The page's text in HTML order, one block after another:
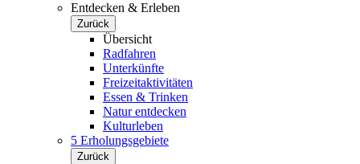
Entdecken & Erleben
Zurück
Übersicht
Radfahren
Unterkünfte
Freizeitaktivitäten
Essen & Trinken
Natur entdecken
Kulturleben
5 Erholungsgebiete
Zurück